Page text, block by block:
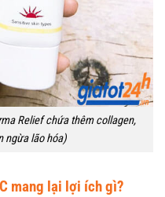
Relief chứa thêm collagen,
ngừa lão hóa)
mang lại lợi ích gì?